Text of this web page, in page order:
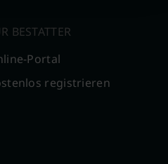
BESTATTER
Portal
registrieren